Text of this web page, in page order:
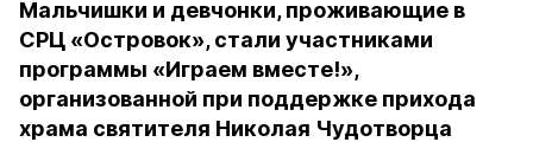
Мальчишки и девчонки, проживающие в
СРЦ «Островок», стали участниками
программы «Играем вместе!»,
организованной при поддержке прихода
храма святителя Николая Чудотворца